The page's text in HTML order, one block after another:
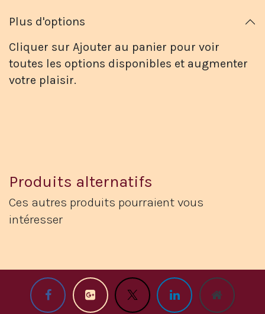
Plus d'options
Cliquer sur Ajouter au panier pour voir
toutes les options disponibles et augmenter
votre plaisir.
Produits alternatifs
Ces autres produits pourraient vous
intéresser